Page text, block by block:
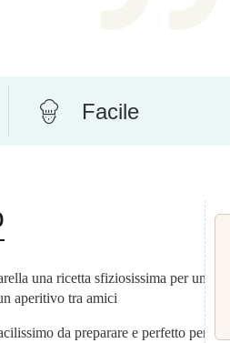
Facile
una ricetta sfiziosissima per una
aperitivo tra amici
da preparare e perfetto per